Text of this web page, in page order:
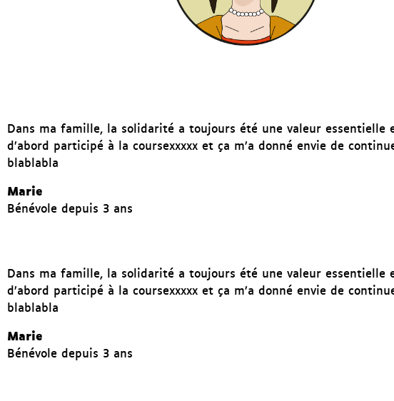
Dans ma famille, la solidarité a toujours été une valeur essentielle
d’abord participé à la coursexxxxx et ça m’a donné envie de
blablabla
Marie
Bénévole depuis 3 ans
Dans ma famille, la solidarité a toujours été une valeur essentielle
d’abord participé à la coursexxxxx et ça m’a donné envie de
blablabla
Marie
Bénévole depuis 3 ans